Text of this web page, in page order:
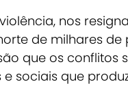
nos
de milhares de
que os conflitos
sociais que